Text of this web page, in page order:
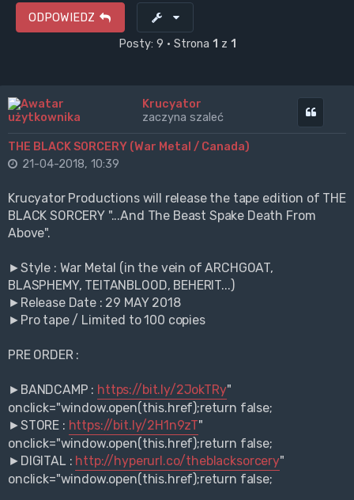
ODPOWIEDZ
Posty: 9 • Strona 1 z 1
Krucyator
zaczyna szaleć
THE BLACK SORCERY (War Metal / Canada)
21-04-2018, 10:39
Krucyator Productions will release the tape edition of THE
BLACK SORCERY "...And The Beast Spake Death From
Above".
►Style : War Metal (in the vein of ARCHGOAT,
BLASPHEMY, TEITANBLOOD, BEHERIT...)
►Release Date : 29 MAY 2018
►Pro tape / Limited to 100 copies
PRE ORDER :
►BANDCAMP : https://bit.ly/2JokTRy"
onclick="window.open(this.href);return false;
►STORE : https://bit.ly/2H1n9zT"
onclick="window.open(this.href);return false;
►DIGITAL : http://hyperurl.co/theblacksorcery"
onclick="window.open(this.href);return false;